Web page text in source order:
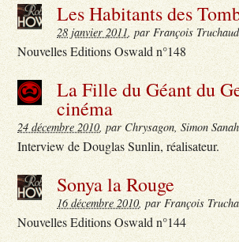
Les Habitants des
28 janvier 2011, par François Truchaud
Nouvelles Editions Oswald n°148
La Fille du Géant du
cinéma
24 décembre 2010, par Chrysagon, Simon
Interview de Douglas Sunlin, réalisateur.
Sonya la Rouge
16 décembre 2010, par François
Nouvelles Editions Oswald n°144